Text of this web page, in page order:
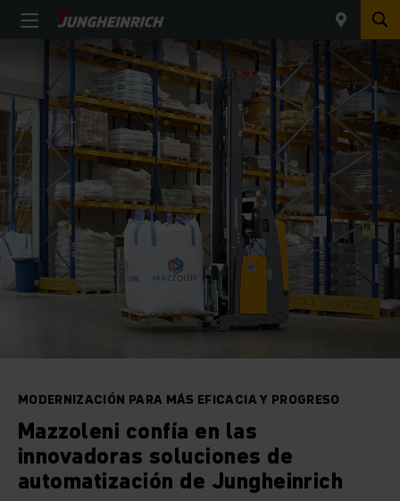
MODERNIZACIÓN PARA MÁS EFICACIA Y PROGRESO
Mazzoleni confía en las
innovadoras soluciones de
automatización de Jungheinrich